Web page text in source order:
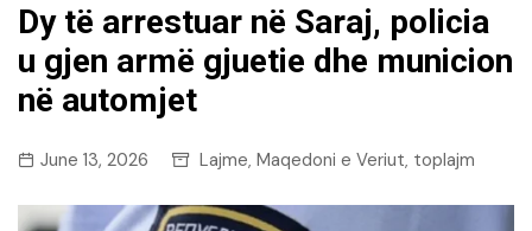
Dy të arrestuar në Saraj, policia
u gjen armë gjuetie dhe municion
në automjet
June 13, 2026 Lajme, Maqedoni e Veriut, toplajm